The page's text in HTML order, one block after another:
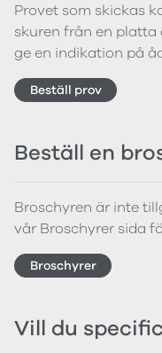
Provet som skickas
skuren från en platta
ge en indikation på
Beställ prov
Beställ en
Broschyren är inte
vår Broschyrer sida
Broschyrer
Vill du